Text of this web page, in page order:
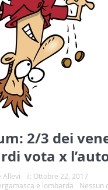
2/3 dei
vota x
Allevi il: Ottobre 22, 2017
e lombarda
Nessun